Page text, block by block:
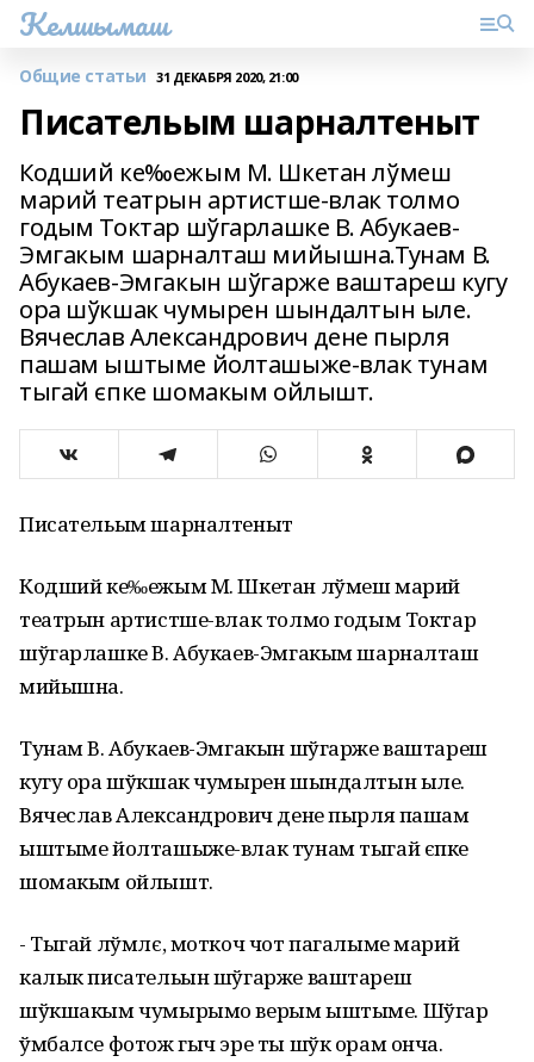
Келшымаш
Общие статьи 31 ДЕКАБРЯ 2020, 21:00
Писательым шарналтеныт
Кодший ке‰ежым М. Шкетан лўмеш
марий театрын артистше-влак толмо
годым Токтар шўгарлашке В. Абукаев-
Эмгакым шарналташ мийышна.Тунам В.
Абукаев-Эмгакын шўгарже ваштареш кугу
ора шўкшак чумырен шындалтын ыле.
Вячеслав Александрович дене пырля
пашам ыштыме йолташыже-влак тунам
тыгай єпке шомакым ойлышт.
Писательым шарналтеныт
Кодший ке‰ежым М. Шкетан лўмеш марий
театрын артистше-влак толмо годым Токтар
шўгарлашке В. Абукаев-Эмгакым шарналташ
мийышна.
Тунам В. Абукаев-Эмгакын шўгарже ваштареш
кугу ора шўкшак чумырен шындалтын ыле.
Вячеслав Александрович дене пырля пашам
ыштыме йолташыже-влак тунам тыгай єпке
шомакым ойлышт.
- Тыгай лўмлє, моткоч чот пагалыме марий
калык писательын шўгарже ваштареш
шўкшакым чумырымо верым ыштыме. Шўгар
ўмбалсе фотож гыч эре ты шўк орам онча.